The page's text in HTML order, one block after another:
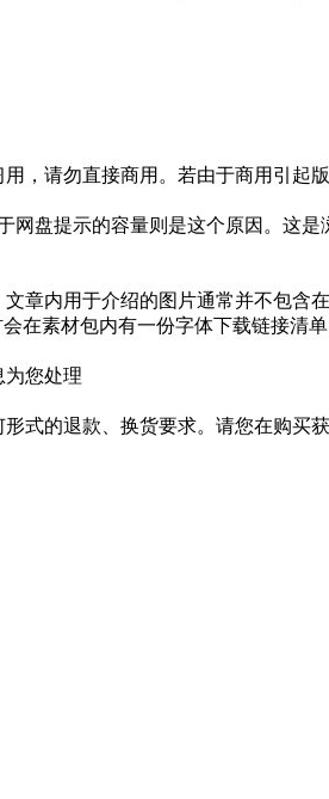
，请勿直接商用。若由于商用引起
盘提示的容量则是这个原因。这
章内用于介绍的图片通常并不包含
在素材包内有一份字体下载链接清单
为您处理
式的退款、换货要求。请您在购买